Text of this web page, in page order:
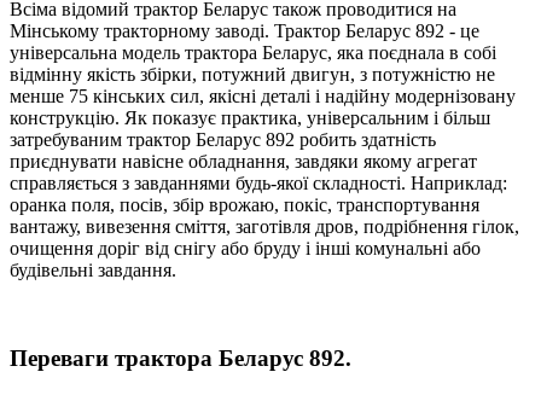
Всіма відомий трактор Беларус також проводитися на
Мінському тракторному заводі. Трактор Беларус 892 - це
універсальна модель трактора Беларус, яка поєднала в собі
відмінну якість збірки, потужний двигун, з потужністю не
менше 75 кінських сил, якісні деталі і надійну модернізовану
конструкцію. Як показує практика, універсальним і більш
затребуваним трактор Беларус 892 робить здатність
приєднувати навісне обладнання, завдяки якому агрегат
справляється з завданнями будь-якої складності. Наприклад:
оранка поля, посів, збір врожаю, покіс, транспортування
вантажу, вивезення сміття, заготівля дров, подрібнення гілок,
очищення доріг від снігу або бруду і інші комунальні або
будівельні завдання.
Переваги трактора Беларус 892.